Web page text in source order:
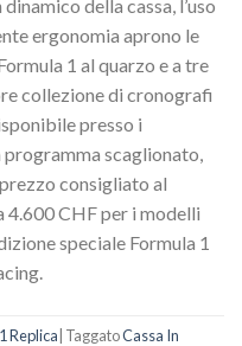
della cassa, l’uso
ergonomia aprono le
1 al quarzo e a tre
collezione di cronografi
presso i
scaglionato,
consigliato al
CHF per i modelli
speciale Formula 1
Replica TaggatoCassa In